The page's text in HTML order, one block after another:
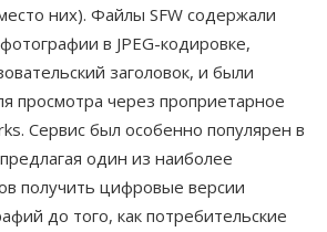
них). Файлы SFW содержали
в JPEG-кодировке,
заголовок, и были
просмотра через проприетарное
Сервис был особенно популярен в
один из наиболее
получить цифровые версии
до того, как потребительские